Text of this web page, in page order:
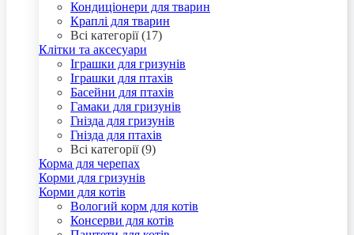
Кондиціонери для тварин
Краплі для тварин
Всі категорії (17)
Клітки та аксесуари
Іграшки для гризунів
Іграшки для птахів
Басейни для птахів
Гамаки для гризунів
Гнізда для гризунів
Гнізда для птахів
Всі категорії (9)
Корма для черепах
Корми для гризунів
Корми для котів
Вологий корм для котів
Консерви для котів